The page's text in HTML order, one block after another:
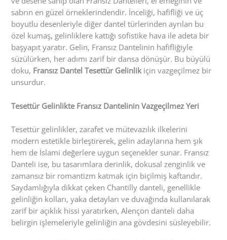
sabrın en güzel örneklerindendir. İnceliği, hafifliği ve üç
boyutlu desenleriyle diğer dantel türlerinden ayrılan bu
özel kumaş, gelinliklere kattığı sofistike hava ile adeta bir
başyapıt yaratır. Gelin, Fransız Dantelinin hafifliğiyle
süzülürken, her adımı zarif bir dansa dönüşür. Bu büyülü
doku, Fransız Dantel Tesettür Gelinlikiçin vazgeçilmez bir
unsurdur.
Tesettür Gelinlikte Fransız Dantelinin Vazgeçilmez Yeri
Tesettür gelinlikler, zarafet ve mütevazılık ilkelerini
modern estetikle birleştirerek, gelin adaylarına hem şık
hem de İslami değerlere uygun seçenekler sunar. Fransız
Danteli ise, bu tasarımlara derinlik, dokusal zenginlik ve
zamansız bir romantizm katmak için biçilmiş kaftandır.
Saydamlığıyla dikkat çeken Chantilly danteli, genellikle
gelinliğin kolları, yaka detayları ve duvağında kullanılarak
zarif bir açıklık hissi yaratırken, Alençon danteli daha
belirgin işlemeleriyle gelinliğin ana gövdesini süsleyebilir.